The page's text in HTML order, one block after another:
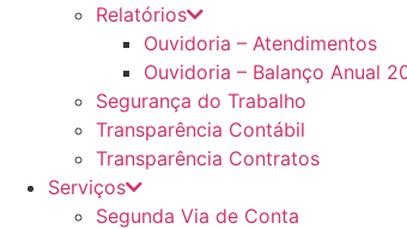
Relatórios
Ouvidoria – Atendimentos
Ouvidoria – Balanço Anual
Segurança do Trabalho
Transparência Contábil
Transparência Contratos
Serviços
Segunda Via de Conta